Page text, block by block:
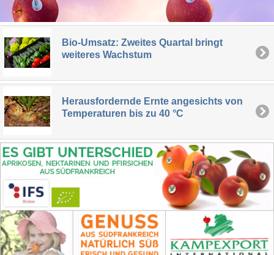
Bio-Umsatz: Zweites Quartal bringt
weiteres Wachstum
Herausfordernde Ernte angesichts von
Temperaturen bis zu 40 °C